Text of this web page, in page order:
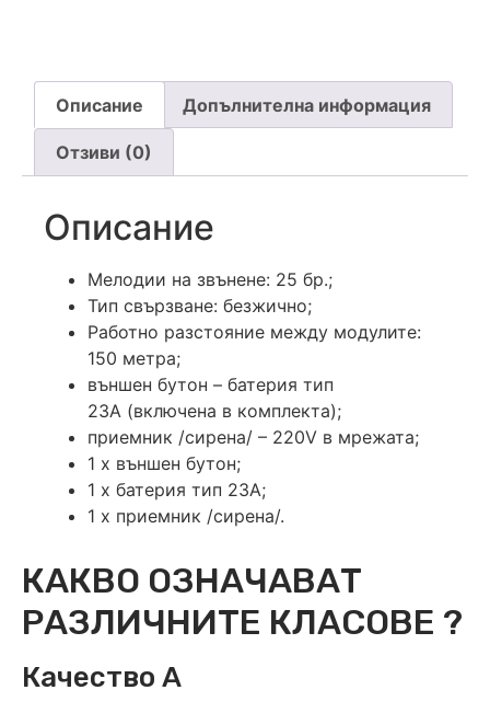
Описание Допълнителна информация
Отзиви (0)
Описание
Мелодии на звънене: 25 бр.;
Тип свързване: безжично;
Работно разстояние между модулите:
150 метра;
външен бутон – батерия тип
23А (включена в комплекта);
приемник /сирена/ – 220V в мрежата;
1 х външен бутон;
1 х батерия тип 23А;
1 х приемник /сирена/.
КАКВО ОЗНАЧАВАТ
РАЗЛИЧНИТЕ КЛАСОВЕ ?
Качество А